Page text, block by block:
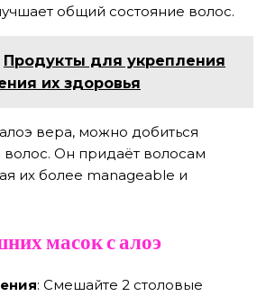
общий состояние волос.
Продукты для укрепления
их здоровья
вера, можно добиться
волос. Он придаёт волосам
их более manageable и
масок с алоэ
: Смешайте 2 столовые